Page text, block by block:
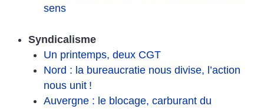
sens
Syndicalisme
Un printemps, deux CGT
Nord : la bureaucratie nous divise, l’action
nous unit !
Auvergne : le blocage, carburant du